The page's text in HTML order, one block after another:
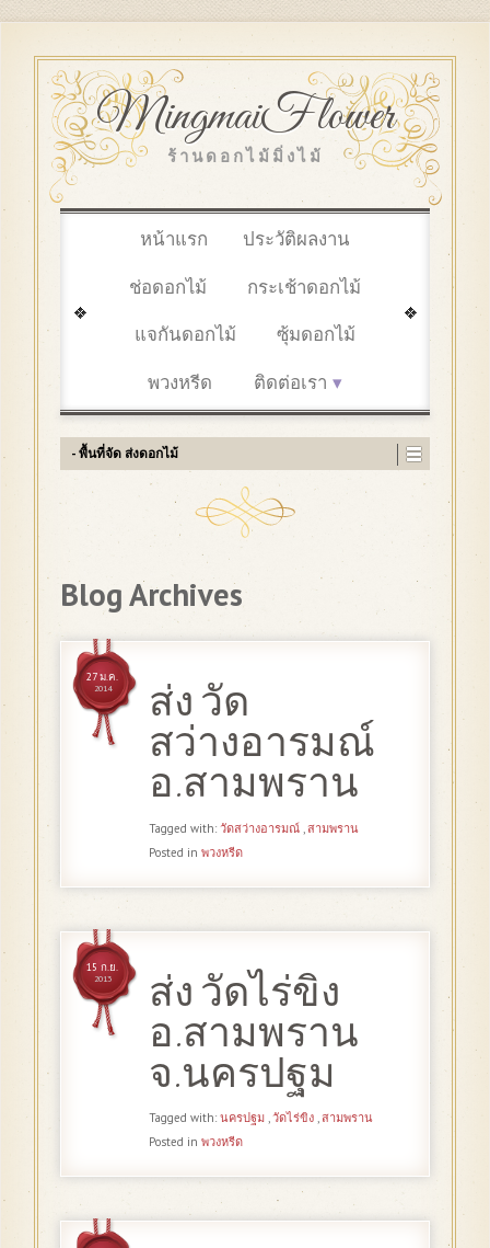
MingmaiFlower
ร้านดอกไม้มิ่งไม้
หน้าแรก
ประวัติผลงาน
ช่อดอกไม้
กระเช้าดอกไม้
แจกันดอกไม้
ซุ้มดอกไม้
พวงหรีด
ติดต่อเรา
- พื้นที่จัด ส่งดอกไม้
Blog Archives
ส่ง วัด
สว่างอารมณ์
อ.สามพราน
27 ม.ค.
2014
Tagged with: วัดสว่างอารมณ์ สามพราน
Posted in พวงหรีด
ส่ง วัดไร่ขิง
อ.สามพราน
จ.นครปฐม
15 ก.ย.
2013
Tagged with: นครปฐม ,วัดไร่ขิง ,สามพราน
Posted in พวงหรีด